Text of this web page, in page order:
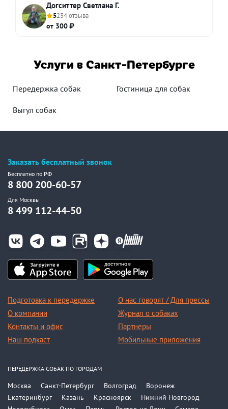
Догситтер Светлана Г.
5234 отзыва
от 300 ₽
Услуги в Санкт-Петербурге
Передержка собак Гостиница для собак
Выгул собак
Заказать бесплатный звонок
Бесплатно по РФ
8 800 200-60-57
Для Москвы
8 499 112-44-50
Подготовка к передержке
О компании
Контакты и офис
Наш подкаст
О нас говорят / Для прессы
Журнал о собаках
Партнеры
Мобильные приложения
ПЕРЕДЕРЖКА СОБАК ПО ГОРОДАМ
Москва Санкт-Петербург Волгоград
Воронеж
Екатеринбург
Казань Красноярск
Нижний Новгород